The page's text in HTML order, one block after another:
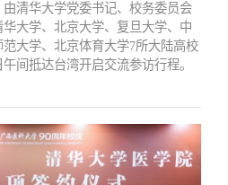
清华大学党委书记、校务委员会
大学、北京大学、复旦大学、中
大学、北京体育大学7所大陆高校
间抵达台湾开启交流参访行程。